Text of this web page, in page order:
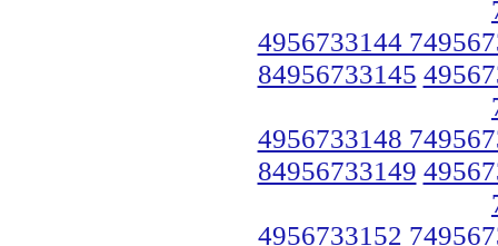
4956733144
84956733145
4956733148
84956733149
4956733152